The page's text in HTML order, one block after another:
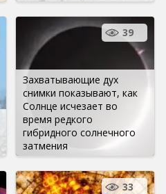
Захватывающие дух
снимки показывают, как
Солнце исчезает во
время редкого
гибридного солнечного
затмения
39
33